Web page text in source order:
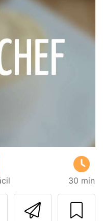
30 min
Imprima
com o autor